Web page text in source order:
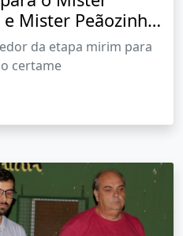
Mister Peãozinho
da etapa mirim para
certame